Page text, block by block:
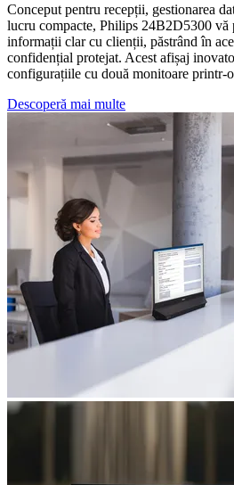
Conceput pentru recepții, gestionarea
lucru compacte, Philips 24B2D5300 vă
informații clar cu clienții, păstrând în
confidențial protejat. Acest afișaj
configurațiile cu două monitoare printr-
Descoperă mai multe